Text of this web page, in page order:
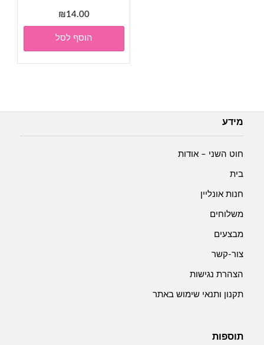
₪14.00
הוסף לסל
מידע
חוט השני – אודות
בית
חנות אונליין
משלוחים
מבצעים
צור-קשר
הצהרת נגישות
תקנון ותנאי שימוש באתר
תוספות